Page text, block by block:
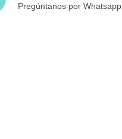
Pregúntanos por Whatsapp